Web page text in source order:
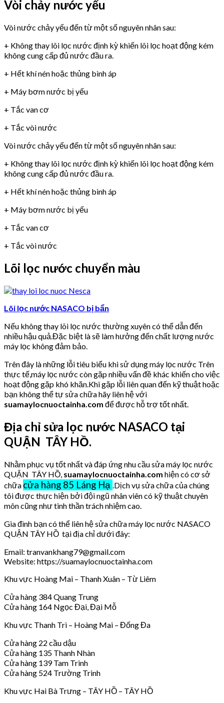
Vòi chảy nước yếu
Vòi nước chảy yếu đến từ một số nguyên nhân sau:
+ Không thay lõi lọc nước định kỳ khiến lõi lọc hoạt động kém
không cung cấp đủ nước đầu ra.
+ Hết khí nén hoặc thủng bình áp
+ Máy bơm nước bị yếu
+ Tắc van cơ
+ Tắc vòi nước
Vòi nước chảy yếu đến từ một số nguyên nhân sau:
+ Không thay lõi lọc nước định kỳ khiến lõi lọc hoạt động kém
không cung cấp đủ nước đầu ra.
+ Hết khí nén hoặc thủng bình áp
+ Máy bơm nước bị yếu
+ Tắc van cơ
+ Tắc vòi nước
Lõi lọc nước chuyển màu
Lõi lọc nước NASACO bị bẩn
Nếu không thay lõi lọc nước thường xuyên có thể dẫn đến
nhiều hậu quả.Đặc biệt là sẽ làm hưởng đến chất lượng nước
máy lọc không đảm bảo.
Trên đây là những lỗi tiêu biểu khi sử dụng máy lọc nước Trên
thực tế,máy lọc nước còn gặp nhiều vấn đề khác khiến cho việc
hoạt động gặp khó khăn.Khi gặp lỗi liên quan đến kỹ thuật hoặc
bạn không thể tự sửa chữa hãy liên hệ với
suamaylocnuoctainha.com để được hỗ trợ tốt nhất.
Địa chỉ sửa lọc nước NASACO tại
QUẬN TÂY HỒ.
Nhằm phục vụ tốt nhất và đáp ứng nhu cầu sửa máy lọc nước
QUẬN TÂY HỒ, suamaylocnuoctainha.com hiện có cơ sở
chữa cửa hàng 85 Láng Hạ .Dịch vụ sửa chữa của chúng
tôi được thực hiện bởi đội ngũ nhân viên có kỹ thuật chuyên
môn cũng như tinh thần trách nhiệm cao.
Gia đình bạn có thể liên hệ sửa chữa máy lọc nước NASACO
QUẬN TÂY HỒ tại địa chỉ dưới đây:
Email: tranvankhang79@gmail.com
Website: https://suamaylocnuoctainha.com
Khu vực Hoàng Mai – Thanh Xuân – Từ Liêm
Cửa hàng 384 Quang Trung
Cửa hàng 164 Ngọc Đại, Đại Mỗ
Khu vực Thanh Trì – Hoàng Mai – Đống Đa
Cửa hàng 22 cầu dậu
Cửa hàng 135 Thanh Nhàn
Cửa hàng 139 Tam Trinh
Cửa hàng 524 Trường Trinh
Khu vực Hai Bà Trưng – TÂY HỒ – TÂY HỒ